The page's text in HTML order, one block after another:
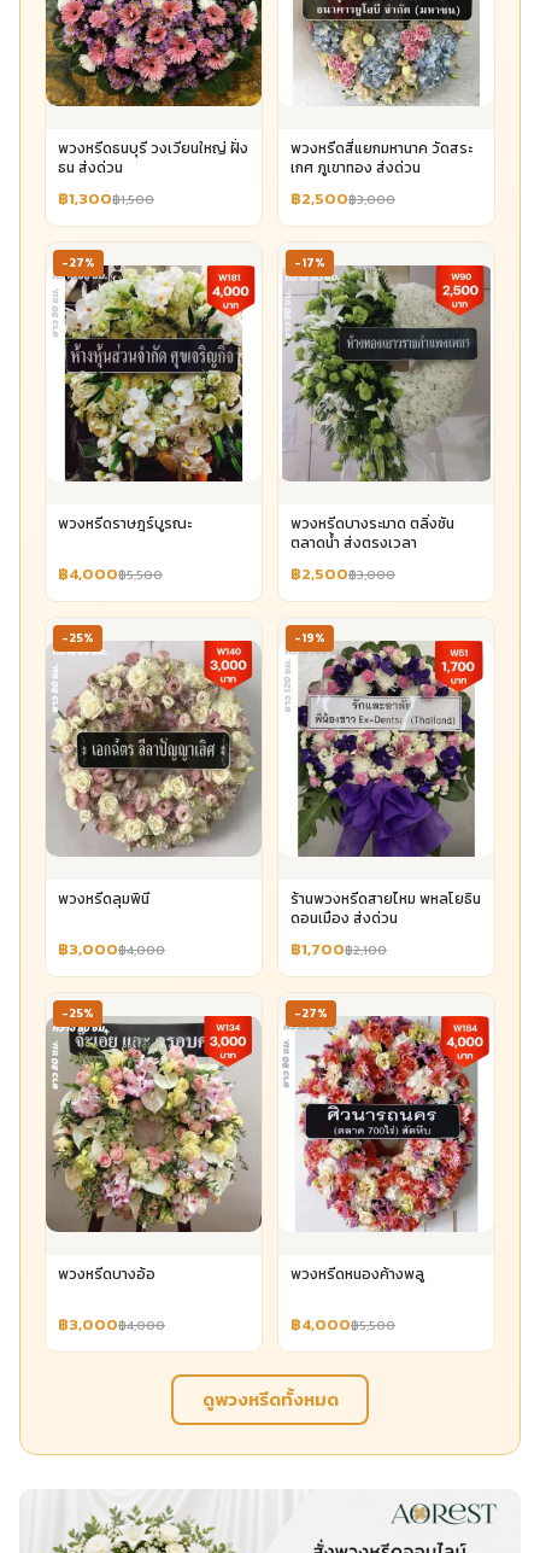
พวงหรีดธนบุรี วงเวียนใหญ่ ฝั่ง
ธน ส่งด่วน
฿1,300฿1,500
พวงหรีดสี่แยกมหานาค วัดสระ
เกศ ภูเขาทอง ส่งด่วน
฿2,500฿3,000
-27%
พวงหรีดราษฎร์บูรณะ
฿4,000฿5,500
-17%
พวงหรีดบางระมาด ตลิ่งชัน
ตลาดน้ำ ส่งตรงเวลา
฿2,500฿3,000
-25%
พวงหรีดลุมพินี
฿3,000฿4,000
-19%
ร้านพวงหรีดสายไหม พหลโยธิน
ดอนเมือง ส่งด่วน
฿1,700฿2,100
-25%
พวงหรีดบางอ้อ
฿3,000฿4,000
-27%
พวงหรีดหนองค้างพลู
฿4,000฿5,500
ดูพวงหรีดทั้งหมด